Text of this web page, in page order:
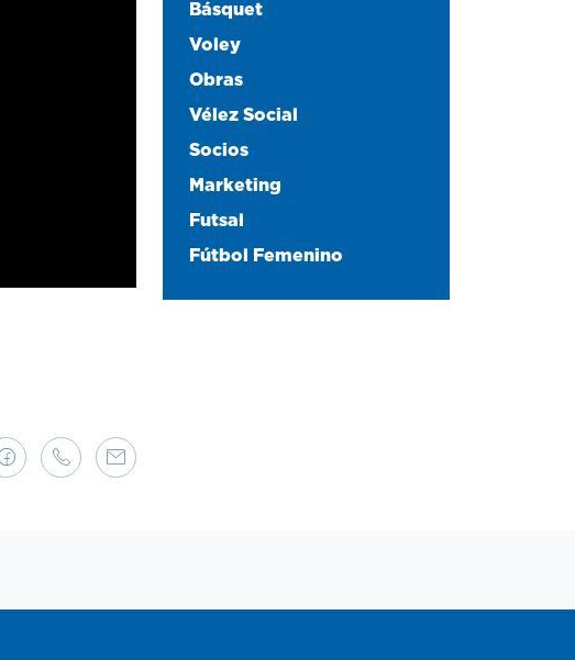
Básquet
Voley
Obras
Vélez Social
Socios
Marketing
Futsal
Fútbol Femenino